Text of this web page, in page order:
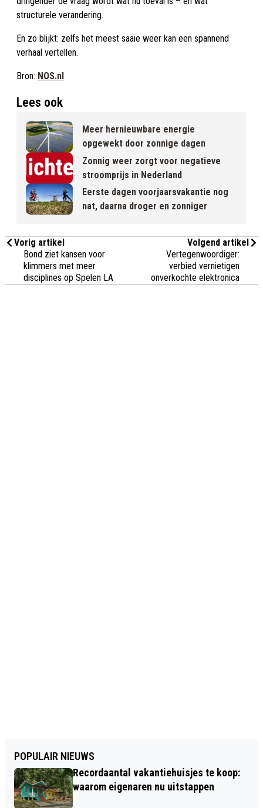
structurele verandering.
En zo blijkt: zelfs het meest saaie weer kan een spannend
verhaal vertellen.
Bron: NOS.nl
Lees ook
Meer hernieuwbare energie
opgewekt door zonnige dagen
Zonnig weer zorgt voor negatieve
stroomprijs in Nederland
Eerste dagen voorjaarsvakantie nog
nat, daarna droger en zonniger
Vorig artikel
Bond ziet kansen voor
klimmers met meer
disciplines op Spelen LA
Volgend artikel
Vertegenwoordiger:
verbied vernietigen
onverkochte elektronica
POPULAIR NIEUWS
Recordaantal vakantiehuisjes te koop:
waarom eigenaren nu uitstappen